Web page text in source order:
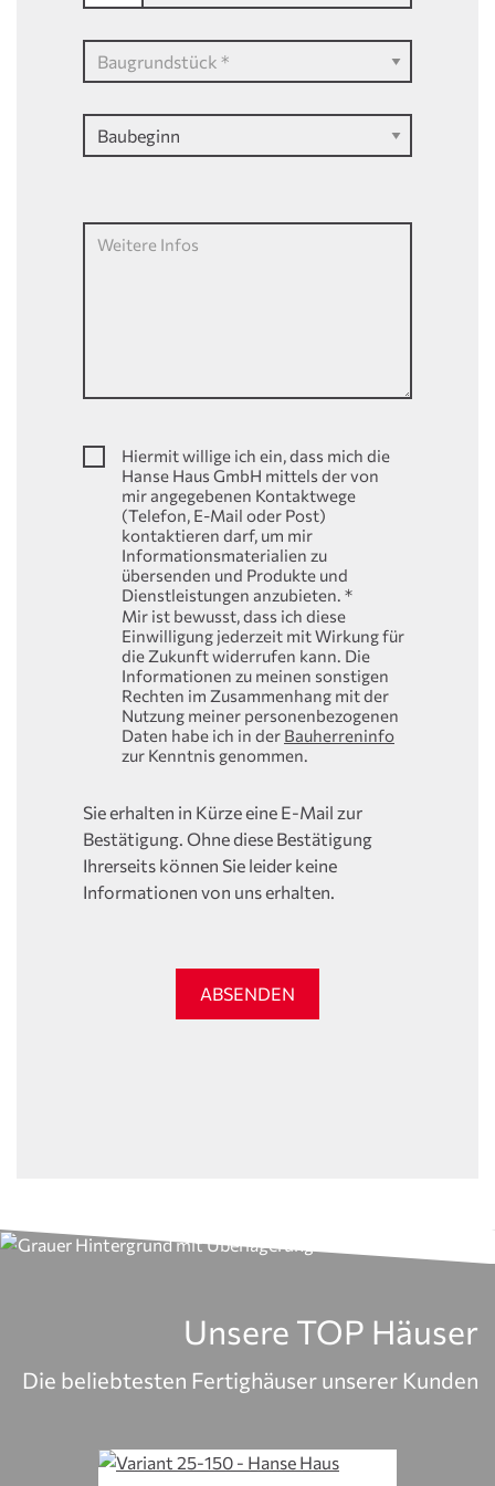
Weitere Infos
Hiermit willige ich ein, dass mich die
Hanse Haus GmbH mittels der von
mir angegebenen Kontaktwege
(Telefon, E-Mail oder Post)
kontaktieren darf, um mir
Informationsmaterialien zu
übersenden und Produkte und
Dienstleistungen anzubieten. *
Mir ist bewusst, dass ich diese
Einwilligung jederzeit mit Wirkung für
die Zukunft widerrufen kann. Die
Informationen zu meinen sonstigen
Rechten im Zusammenhang mit der
Nutzung meiner personenbezogenen
Daten habe ich in der Bauherreninfo
zur Kenntnis genommen.
Sie erhalten in Kürze eine E-Mail zur
Bestätigung. Ohne diese Bestätigung
Ihrerseits können Sie leider keine
Informationen von uns erhalten.
ABSENDEN
Die beliebtesten Fertighäuser unserer Kunden
Unsere TOP Häuser